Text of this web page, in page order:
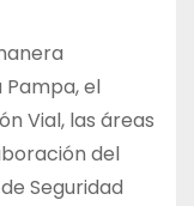
el
Vial, las áreas
del
Seguridad